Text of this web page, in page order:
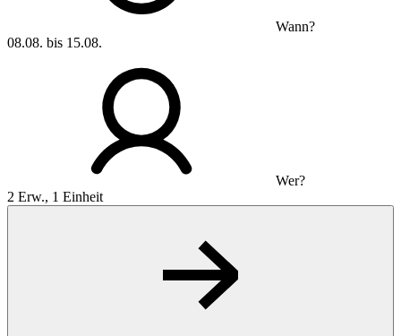
Wann?
08.08. bis 15.08.
Wer?
2 Erw., 1 Einheit